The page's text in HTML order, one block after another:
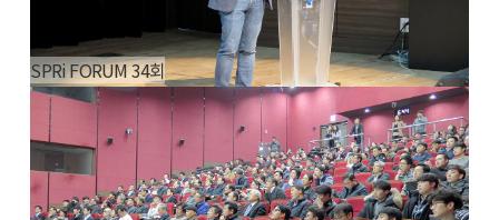
SPRi FORUM 34회